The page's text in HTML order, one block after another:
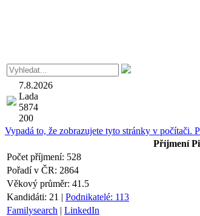
7.8.2026
Lada
5874
200
Vypadá to, že zobrazujete tyto stránky v počítači.
Příjmení
Počet příjmení: 528
Pořadí v ČR: 2864
Věkový průměr: 41.5
Kandidáti: 21 | Podnikatelé: 113
Familysearch | LinkedIn